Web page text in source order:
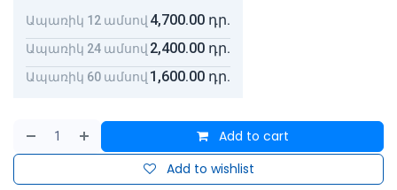
Ապառիկ 12 ամսով 4,700.00 դր.
Ապառիկ 24 ամսով 2,400.00 դր.
Ապառիկ 60 ամսով 1,600.00 դր.
Add to cart
Add to wishlist